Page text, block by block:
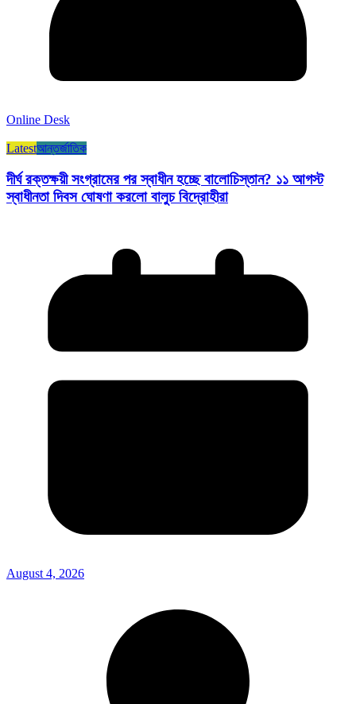
Online Desk
Latestআন্তর্জাতিক
দীর্ঘ রক্তক্ষয়ী সংগ্রামের পর স্বাধীন হচ্ছে বালোচিস্তান? ১১ আগস্ট
স্বাধীনতা দিবস ঘোষণা করলো বালুচ বিদ্রোহীরা
August 4, 2026